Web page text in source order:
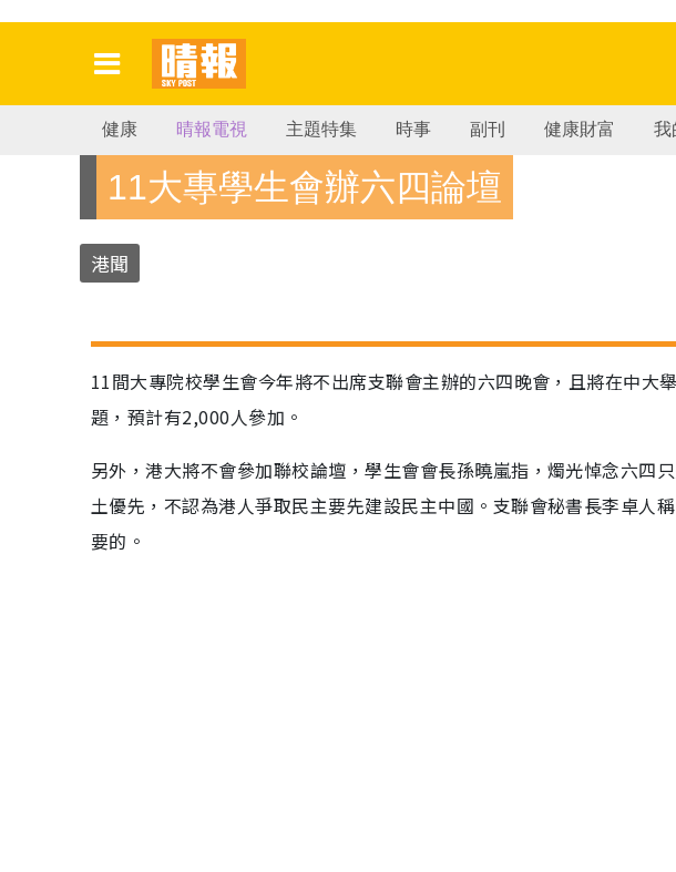
健康 晴報電視 主題特集 時事 副刊 健康財富 我
11大專學生會辦六四論壇
港聞
11間大專院校學生會今年將不出席支聯會主辦的六四晚會，且將在中大
題，預計有2,000人參加。
另外，港大將不會參加聯校論壇，學生會會長孫曉嵐指，燭光悼念六四
土優先，不認為港人爭取民主要先建設民主中國。支聯會秘書長李卓人
要的。